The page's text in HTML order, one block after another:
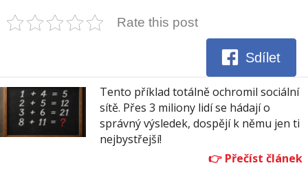
Rate this post
Sdílet
Tento příklad totálně ochromil sociální
sítě. Přes 3 miliony lidí se hádají o
správný výsledek, dospějí k němu jen ti
nejbystřejší!